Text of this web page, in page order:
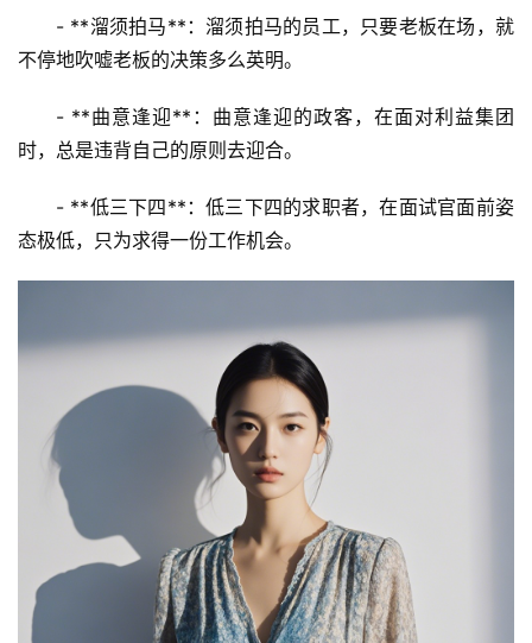
- **溜须拍马**：溜须拍马的员工，只要老板在场，就
不停地吹嘘老板的决策多么英明。
- **曲意逢迎**：曲意逢迎的政客，在面对利益集团
时，总是违背自己的原则去迎合。
- **低三下四**：低三下四的求职者，在面试官面前姿
态极低，只为求得一份工作机会。